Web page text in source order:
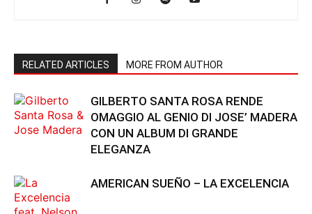
RELATED ARTICLES MORE FROM AUTHOR
GILBERTO SANTA ROSA RENDE
OMAGGIO AL GENIO DI JOSE’ MADERA
CON UN ALBUM DI GRANDE
ELEGANZA
AMERICAN SUEÑO – LA EXCELENCIA